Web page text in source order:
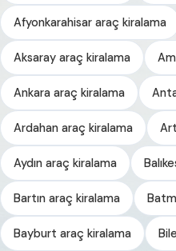
Afyonkarahisar araç kiralama
Aksaray araç kiralama
Ankara araç kiralama
Ardahan araç kiralama
Aydın araç kiralama
Bartın araç kiralama
Bayburt araç kiralama